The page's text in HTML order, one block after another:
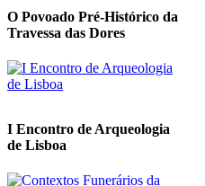
O Povoado Pré-Histórico da
Travessa das Dores
I Encontro de Arqueologia
de Lisboa